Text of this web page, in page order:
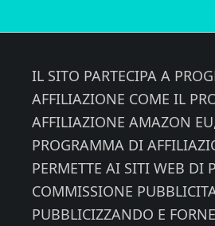
IL SITO PARTECIPA A
AFFILIAZIONE COME IL
AFFILIAZIONE AMAZON
PROGRAMMA DI
PERMETTE AI SITI WEB DI
COMMISSIONE
PUBBLICIZZANDO E